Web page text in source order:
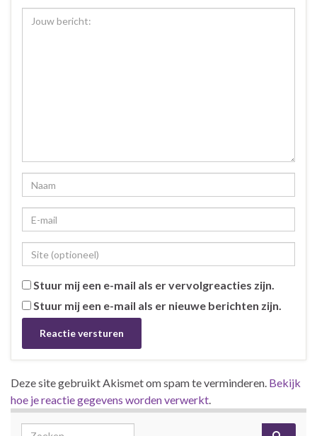
Stuur mij een e-mail als er vervolgreacties zijn.
Stuur mij een e-mail als er nieuwe berichten zijn.
Deze site gebruikt Akismet om spam te verminderen. Bekijk
hoe je reactie gegevens worden verwerkt.
Search for: